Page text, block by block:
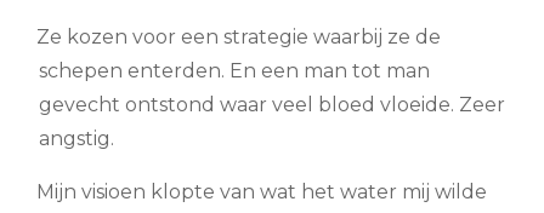
Ze kozen voor een strategie waarbij ze de
schepen enterden. En een man tot man
gevecht ontstond waar veel bloed vloeide. Zeer
angstig.
Mijn visioen klopte van wat het water mij wilde